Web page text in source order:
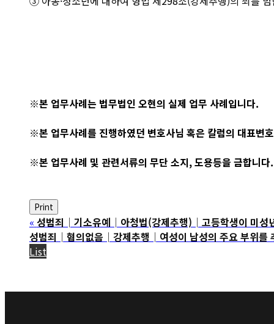
※본 업무사례는 법무법인 오현의 실제 업무 사례입니다.
※본 업무사례를 진행하였던 변호사님 혹은 칼럼의 대표변
※본 업무사례 및 관련서류의 무단 소지, 도용등을 금합니다.
Print
« 성범죄│기소유예│아청법(강제추행)│고등학생이 미성
성범죄│혐의없음│강제추행│여성이 남성의 주요 부위를
List